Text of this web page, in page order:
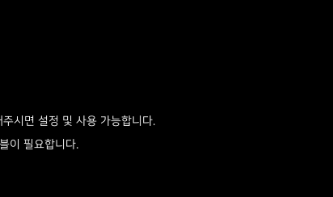
시면 설정 및 사용 가능합니다.​
이 필요합니다.